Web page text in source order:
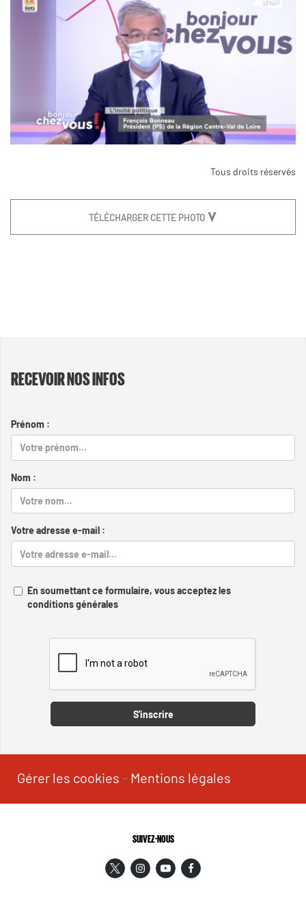
Tous droits réservés
TÉLÉCHARGER CETTE PHOTO
RECEVOIR NOS INFOS
Prénom :
Nom :
Votre adresse e-mail :
En soumettant ce formulaire, vous acceptez les
conditions générales
S'inscrire
Gérer les cookies - Mentions légales
SUIVEZ-NOUS